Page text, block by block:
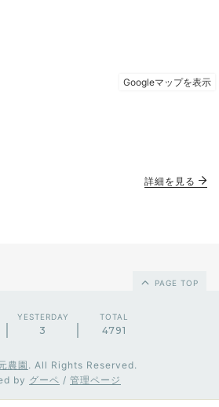
詳細を見る
PAGE TOP
YESTERDAY
3
TOTAL
4791
農園 . All Rights Reserved.
by グーペ / 管理ページ